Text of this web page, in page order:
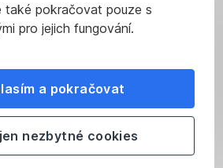
také pokračovat pouze s
pro jejich fungování.
a pokračovat
nezbytné cookies